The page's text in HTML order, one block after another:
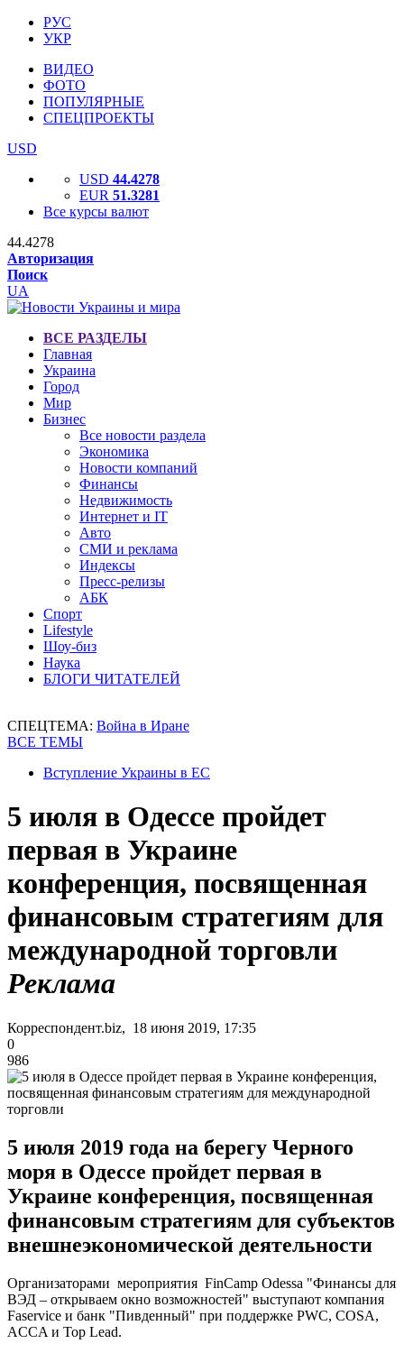
РУС
УКР
ВИДЕО
ФОТО
ПОПУЛЯРНЫЕ
СПЕЦПРОЕКТЫ
USD
USD 44.4278
EUR 51.3281
Все курсы валют
44.4278
Авторизация
Поиск
UA
ВСЕ РАЗДЕЛЫ
Главная
Украина
Город
Мир
Бизнес
Все новости раздела
Экономика
Новости компаний
Финансы
Недвижимость
Интернет и IT
Авто
СМИ и реклама
Индексы
Пресс-релизы
АБК
Спорт
Lifestyle
Шоу-биз
Наука
БЛОГИ ЧИТАТЕЛЕЙ
СПЕЦТЕМА: Война в Иране
ВСЕ ТЕМЫ
Вступление Украины в ЕС
5 июля в Одессе пройдет
первая в Украине
конференция, посвященная
финансовым стратегиям для
международной торговли
Реклама
Корреспондент.biz, 18 июня 2019, 17:35
0
986
5 июля 2019 года на берегу Черного
моря в Одессе пройдет первая в
Украине конференция, посвященная
финансовым стратегиям для субъектов
внешнеэкономической деятельности
Организаторами мероприятия FinCamp Odessa "Финансы для
ВЭД – открываем окно возможностей" выступают компания
Faservice и банк "Пивденный" при поддержке PWC, СOSA,
ACCA и Top Lead.